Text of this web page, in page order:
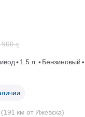
900 q
1.5 л. Бензиновый
км от Ижевска)